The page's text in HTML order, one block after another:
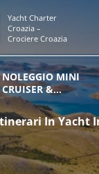
Yacht Charter
Croazia –
Crociere Croazia
NOLEGGIO MINI
CRUISER &
VELIERI CROAZIA
In Yacht